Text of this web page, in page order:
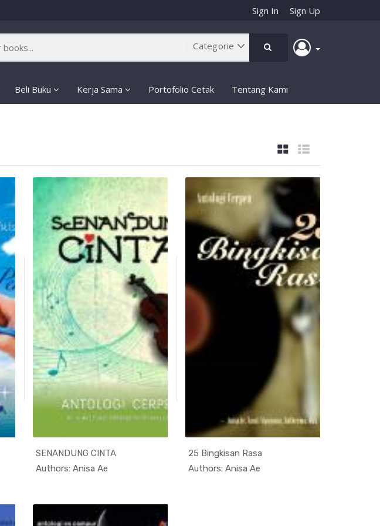
Sign In Sign Up
Beli Buku Kerja Sama Portofolio Cetak Tentang Kami
SENANDUNG CINTA
Authors: Anisa Ae
25 Bingkisan Rasa
Authors: Anisa Ae